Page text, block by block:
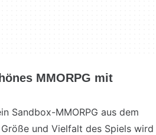
MMORPG mit
Sandbox-MMORPG aus dem
und Vielfalt des Spiels wird